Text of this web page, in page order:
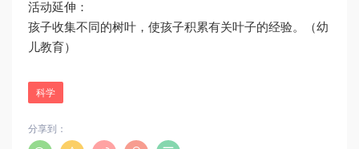
活动延伸：
孩子收集不同的树叶，使孩子积累有关叶子的经验。（幼
儿教育）
科学
分享到：